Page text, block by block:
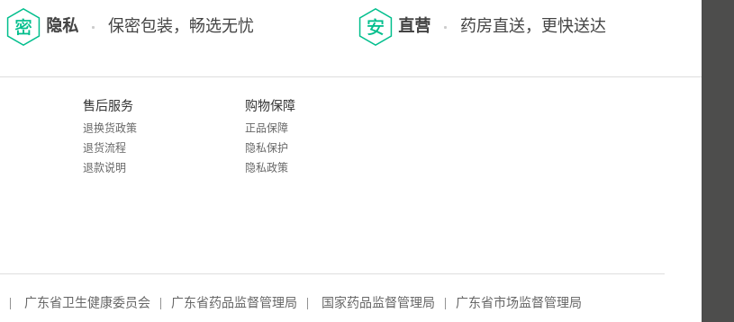
隐私 保密包装，畅选无忧 直营 药房直送，更快送达
售后服务
退换货政策
退货流程
退款说明
购物保障
正品保障
隐私保护
隐私政策
广东省卫生健康委员会 广东省药品监督管理局 国家药品监督管理局 广东省市场监督管理局